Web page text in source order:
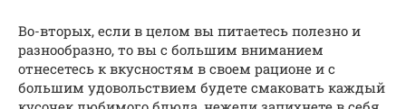
Во-вторых, если в целом вы питаетесь полезно и
разнообразно, то вы с большим вниманием
отнесетесь к вкусностям в своем рационе и с
большим удовольствием будете смаковать каждый